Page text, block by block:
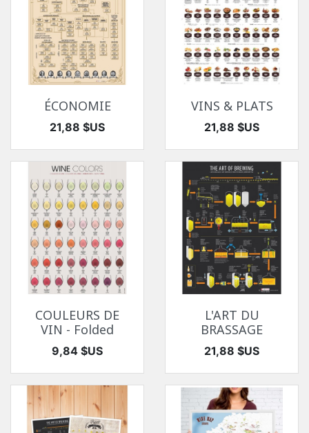
ÉCONOMIE
Prix
21,88 $US
VINS & PLATS
Prix
21,88 $US
COULEURS DE
VIN - Folded
Prix
9,84 $US
L'ART DU
BRASSAGE
Prix
21,88 $US